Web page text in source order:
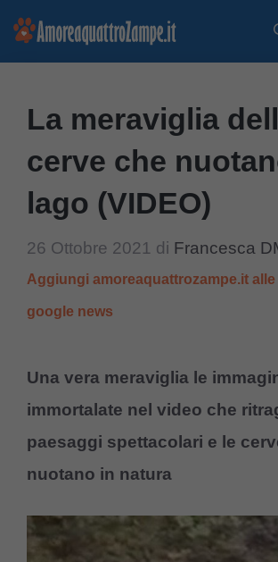
Vai
La meraviglia
cerve che
lago (VIDEO)
26 Ottobre 2021 di Francesca
Aggiungi amoreaquattrozampe.it
google news
Una vera meraviglia le
immortalate nel video che
paesaggi spettacolari e le
nuotano in natura